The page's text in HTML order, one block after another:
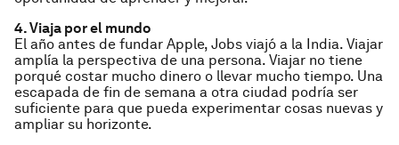
4. Viaja por el mundo
El año antes de fundar Apple, Jobs viajó a la India. Viajar
amplía la perspectiva de una persona. Viajar no tiene
porqué costar mucho dinero o llevar mucho tiempo. Una
escapada de fin de semana a otra ciudad podría ser
suficiente para que pueda experimentar cosas nuevas y
ampliar su horizonte.